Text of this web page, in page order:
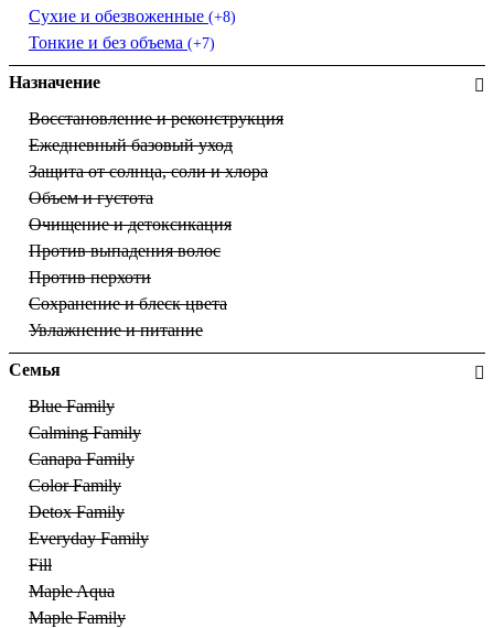
Сухие и обезвоженные (+8)
Тонкие и без объема (+7)
Назначение
Восстановление и реконструкция
Ежедневный базовый уход
Защита от солнца, соли и хлора
Объем и густота
Очищение и детоксикация
Против выпадения волос
Против перхоти
Сохранение и блеск цвета
Увлажнение и питание
Семья
Blue Family
Calming Family
Canapa Family
Color Family
Detox Family
Everyday Family
Fill
Maple Aqua
Maple Family